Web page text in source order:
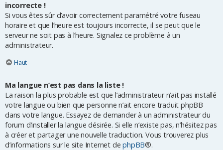
incorrecte !
Si vous êtes sûr d’avoir correctement paramétré votre fuseau
horaire et que l’heure est toujours incorrecte, il se peut que le
serveur ne soit pas à l’heure. Signalez ce problème à un
administrateur.
Haut
Ma langue n’est pas dans la liste !
La raison la plus probable est que l’administrateur n’ait pas installé
votre langue ou bien que personne n’ait encore traduit phpBB
dans votre langue. Essayez de demander à un administrateur du
forum d’installer la langue désirée. Si elle n’existe pas, n’hésitez pas
à créer et partager une nouvelle traduction. Vous trouverez plus
d’informations sur le site Internet dephpBB®.